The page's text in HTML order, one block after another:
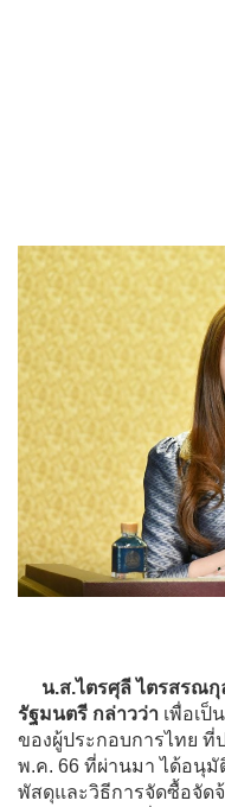
น.ส.ไตรศุลี ไตรสรณ
รัฐมนตรี กล่าวว่า เพื่อเป็
ของผู้ประกอบการไทย
พ.ค. 66 ที่ผ่านมา ได้อนุ
พัสดุและวิธีการจัดซื้อจัด